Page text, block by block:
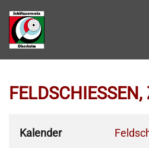
Zum Hauptinhalt springen
Kalender